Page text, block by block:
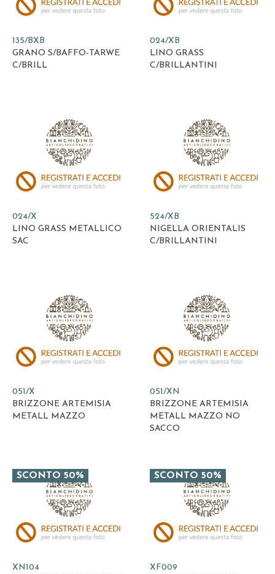
135/BXB
GRANO S/BAFFO-TARWE
C/BRILL
024/XB
LINO GRASS
C/BRILLANTINI
024/X
LINO GRASS METALLICO
SAC
524/XB
NIGELLA ORIENTALIS
C/BRILLANTINI
051/X
BRIZZONE ARTEMISIA
METALL MAZZO
051/XN
BRIZZONE ARTEMISIA
METALL MAZZO NO
SACCO
XN104
SCONTO 50%
XF009
SCONTO 50%